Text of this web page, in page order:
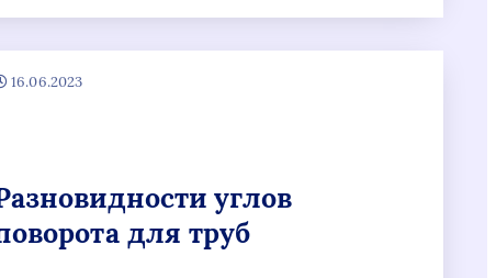
16.06.2023
углов
для труб